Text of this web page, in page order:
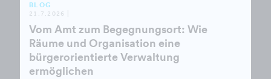
BLOG
21.7.2026 |
Vom Amt zum Begegnungsort: Wie
Räume und Organisation eine
bürgerorientierte Verwaltung
ermöglichen